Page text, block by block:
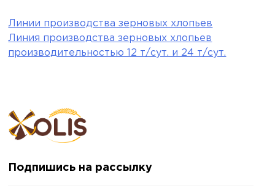
Линии производства зерновых хлопьев
Линия производства зерновых хлопьев
производительностью 12 т/сут. и 24 т/сут.
Подпишись на рассылку